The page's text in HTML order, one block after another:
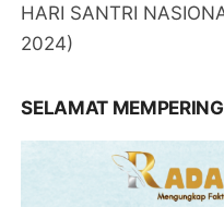
HARI SANTRI
2024)
SELAMAT